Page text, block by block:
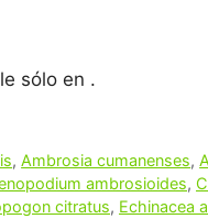
sólo en .
,Ambrosia cumanenses,
ambrosioides,
citratus, Echinacea